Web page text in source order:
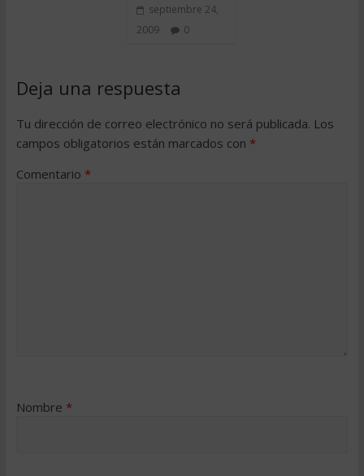
septiembre 24,
2009
0
Deja una respuesta
Tu dirección de correo electrónico no será publicada. Los
campos obligatorios están marcados con *
Comentario *
Nombre *